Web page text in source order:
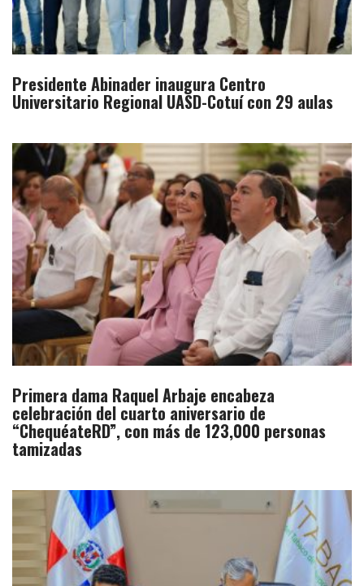
Presidente Abinader inaugura Centro
Universitario Regional UASD-Cotuí con 29 aulas
Primera dama Raquel Arbaje encabeza
celebración del cuarto aniversario de
“ChequéateRD”, con más de 123,000 personas
tamizadas